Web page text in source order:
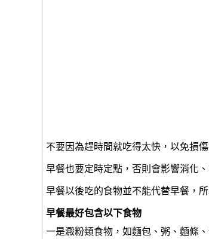
不要因為趕時間就吃得太快，以免損傷
早餐也要定時定點，否則會影響消化、
早餐以後吃的食物並不能代替早餐，
早餐最好包含以下食物
一是澱粉類食物，如麵包、粥、麵條